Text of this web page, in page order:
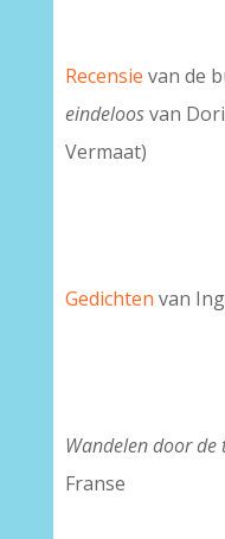
Recensie van de
eindeloosvan
Vermaat)
Gedichten van
Wandelen door de
Franse